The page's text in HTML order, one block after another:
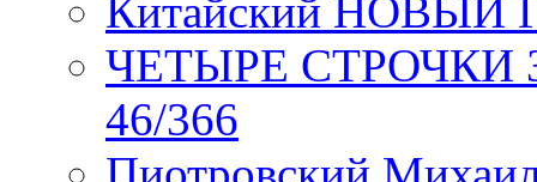
Китайский НОВЫЙ
ЧЕТЫРЕ СТРОЧКИ
46/366